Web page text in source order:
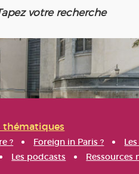
thématiques
? Foreign in Paris ?
Les podcasts Ressources